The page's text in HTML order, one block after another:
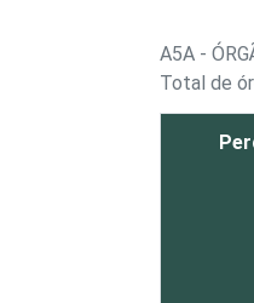
A5A -
Total de